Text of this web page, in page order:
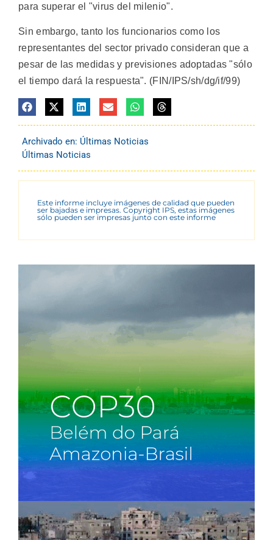
para superar el "virus del milenio".
Sin embargo, tanto los funcionarios como los
representantes del sector privado consideran que a
pesar de las medidas y previsiones adoptadas "sólo
el tiempo dará la respuesta". (FIN/IPS/sh/dg/if/99)
Archivado en: Últimas Noticias
Últimas Noticias
Este informe incluye imágenes de calidad que pueden
ser bajadas e impresas. Copyright IPS, estas imágenes
sólo pueden ser impresas junto con este informe